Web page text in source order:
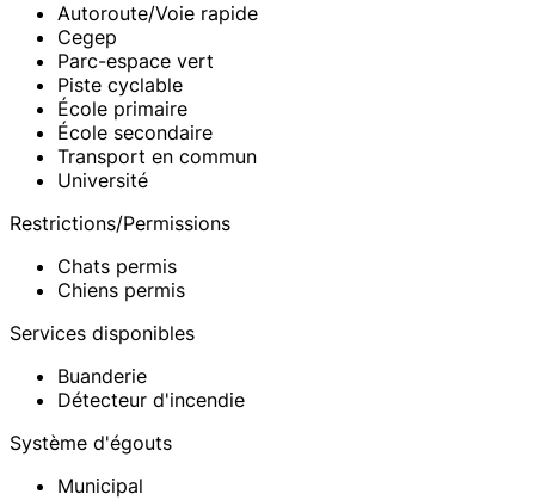
Autoroute/Voie rapide
Cegep
Parc-espace vert
Piste cyclable
École primaire
École secondaire
Transport en commun
Université
Restrictions/Permissions
Chats permis
Chiens permis
Services disponibles
Buanderie
Détecteur d'incendie
Système d'égouts
Municipal